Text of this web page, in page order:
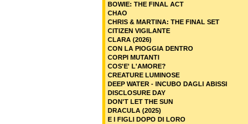
BOWIE: THE FINAL ACT
CHAO
CHRIS & MARTINA: THE FINAL SET
CITIZEN VIGILANTE
CLARA (2026)
CON LA PIOGGIA DENTRO
CORPI MUTANTI
COS'E' L'AMORE?
CREATURE LUMINOSE
DEEP WATER - INCUBO DAGLI ABISSI
DISCLOSURE DAY
DON'T LET THE SUN
DRACULA (2025)
E I FIGLI DOPO DI LORO